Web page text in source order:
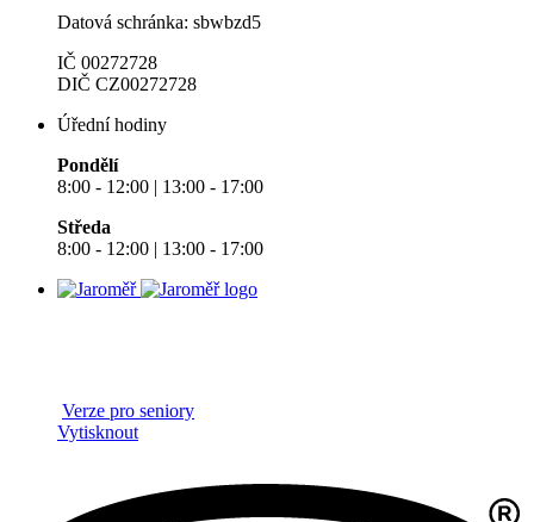
Datová schránka: sbwbzd5
IČ 00272728
DIČ CZ00272728
Úřední hodiny
Pondělí
8:00 - 12:00 | 13:00 - 17:00
Středa
8:00 - 12:00 | 13:00 - 17:00
Verze pro seniory
Vytisknout